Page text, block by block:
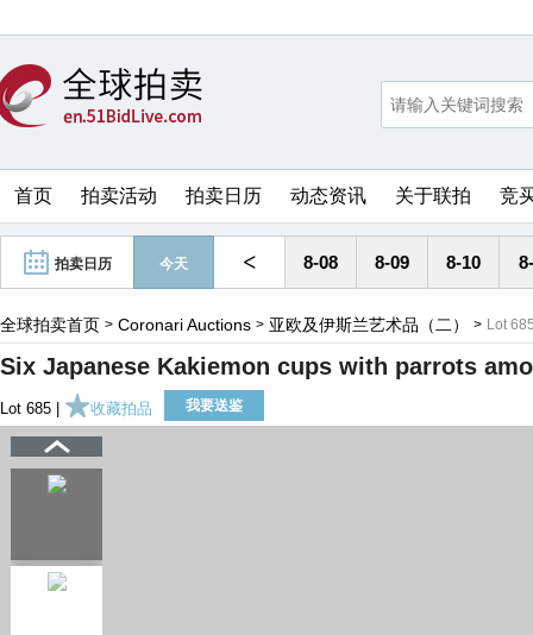
首页 拍卖活动 拍卖日历 动态资讯 关于联拍 竞
拍卖日历 今天 < 8-08 8-09 8-10
全球拍卖首页 > Coronari Auctions > 亚欧及伊斯兰艺术品（二） > Lot
Six Japanese Kakiemon cups with parrots
Lot 685 | 收藏拍品 我要送鉴